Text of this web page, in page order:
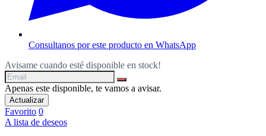
Consultanos por este producto en WhatsApp
Avisame cuando esté disponible en stock!
Apenas este disponible, te vamos a avisar.
Favorito 0
A lista de deseos